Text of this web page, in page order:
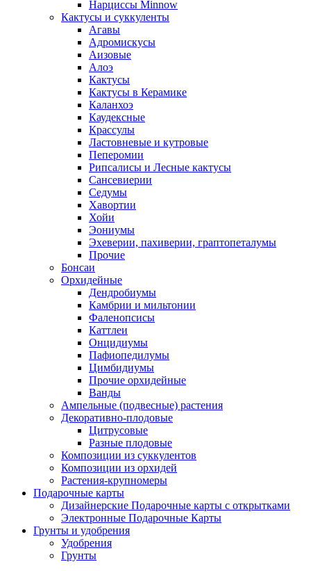
Нарциссы Minnow
Кактусы и суккуленты
Агавы
Адромискусы
Аизовые
Алоэ
Кактусы
Кактусы в Керамике
Каланхоэ
Каудексные
Крассулы
Ластовневые и кутровые
Пеперомии
Рипсалисы и Лесные кактусы
Сансевиерии
Седумы
Хавортии
Хойи
Эониумы
Эхеверии, пахиверии, граптопеталумы
Прочие
Бонсаи
Орхидейные
Дендробиумы
Камбрии и мильтонии
Фаленопсисы
Каттлеи
Онцидиумы
Пафиопедилумы
Цимбидиумы
Прочие орхидейные
Ванды
Ампельные (подвесные) растения
Декоративно-плодовые
Цитрусовые
Разные плодовые
Композиции из суккулентов
Композиции из орхидей
Растения-крупномеры
Подарочные карты
Дизайнерские Подарочные карты с открытками
Электронные Подарочные Карты
Грунты и удобрения
Удобрения
Грунты